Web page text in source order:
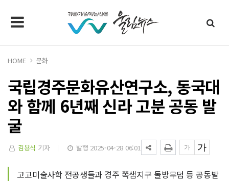
HOME 문화
국립경주문화유산연구소, 동국대
와 함께 6년째 신라 고분 공동 발
굴
김용식 기자 발행 2025-04-28 06:01
고고미술사학 전공생들과 경주 쪽샘지구 돌방무덤 등 공동발